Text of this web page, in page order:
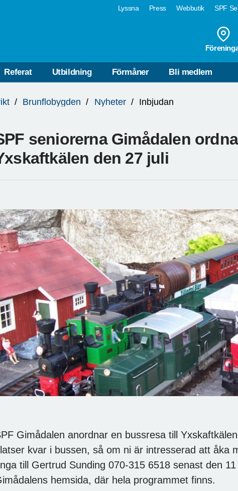
Lyssna Press Webbutik SPF
Referat Utbildning Förmåner Bli medlem
Brunflobygden Nyheter Inbjudan
seniorerna Gimådalen
den 27 juli
Gimådalen anordnar en bussresa till
kvar i bussen, så om ni är intresserad att åka
till Gertrud Sunding 070-315 6518 senast den
hemsida, där hela programmet finns.